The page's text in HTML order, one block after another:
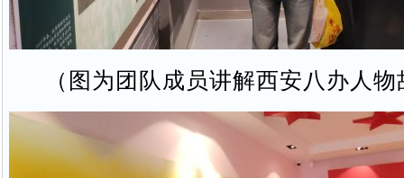
（图为团队成员讲解西安八办人